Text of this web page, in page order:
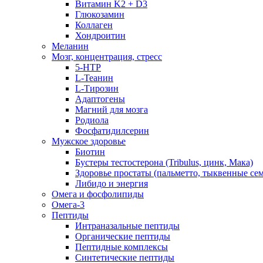
Витамин K2 + D3
Глюкозамин
Коллаген
Хондроитин
Меланин
Мозг, концентрация, стресс
5-HTP
L-Теанин
L-Тирозин
Адаптогены
Магний для мозга
Родиола
Фосфатидилсерин
Мужское здоровье
Биотин
Бустеры тестостерона (Tribulus, цинк, Мака)
Здоровье простаты (пальметто, тыквенные
Либидо и энергия
Омега и фосфолипиды
Омега-3
Пептиды
Интраназальные пептиды
Органические пептиды
Пептидные комплексы
Синтетические пептиды